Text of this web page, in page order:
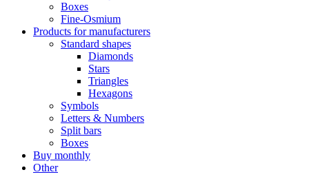
Boxes
Fine-Osmium
Products for manufacturers
Standard shapes
Diamonds
Stars
Triangles
Hexagons
Symbols
Letters & Numbers
Split bars
Boxes
Buy monthly
Other